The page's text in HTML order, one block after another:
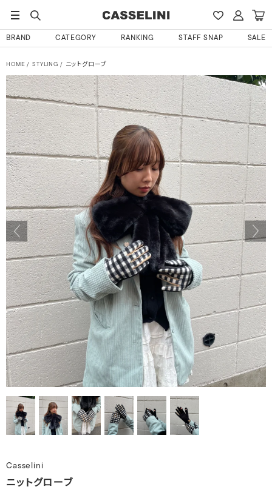
BRAND CATEGORY RANKING STAFF SNAP SALE
HOME STYLING ニットグローブ
Casselini
ニットグローブ